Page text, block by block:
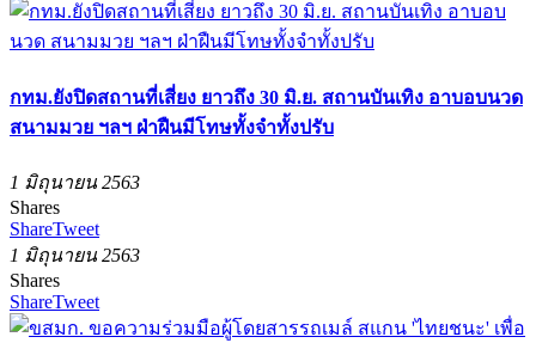
กทม.ยังปิดสถานที่เสี่ยง ยาวถึง 30 มิ.ย. สถานบันเทิง อาบอบนวด
สนามมวย ฯลฯ ฝ่าฝืนมีโทษทั้งจำทั้งปรับ
1 มิถุนายน 2563
Shares
ShareTweet
1 มิถุนายน 2563
Shares
ShareTweet